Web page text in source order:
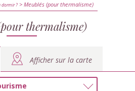
dormir ? > Meublés (pour thermalisme)
thermalisme)
Afficher sur la carte